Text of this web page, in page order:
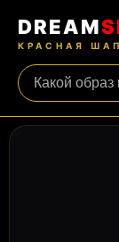
DREAM
КРАСНАЯ